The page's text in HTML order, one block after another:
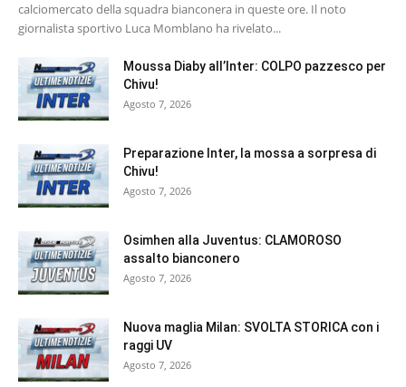
calciomercato della squadra bianconera in queste ore. Il noto
giornalista sportivo Luca Momblano ha rivelato...
Moussa Diaby all’Inter: COLPO pazzesco per
Chivu!
Agosto 7, 2026
Preparazione Inter, la mossa a sorpresa di
Chivu!
Agosto 7, 2026
Osimhen alla Juventus: CLAMOROSO
assalto bianconero
Agosto 7, 2026
Nuova maglia Milan: SVOLTA STORICA con i
raggi UV
Agosto 7, 2026